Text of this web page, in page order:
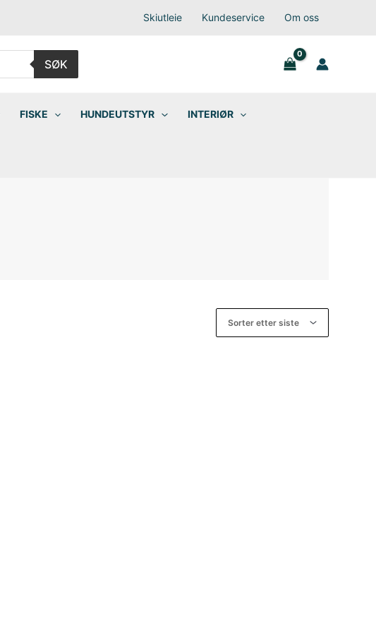
Skiutleie Kundeservice Om oss
SØK
FISKE HUNDEUTSTYR INTERIØR